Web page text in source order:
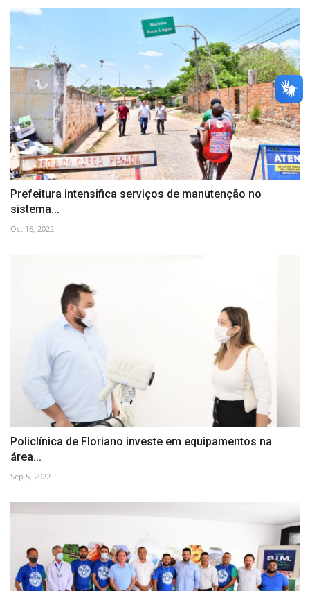
Prefeitura intensifica serviços de manutenção no
sistema...
Oct 16, 2022
Policlínica de Floriano investe em equipamentos na
área...
Sep 5, 2022